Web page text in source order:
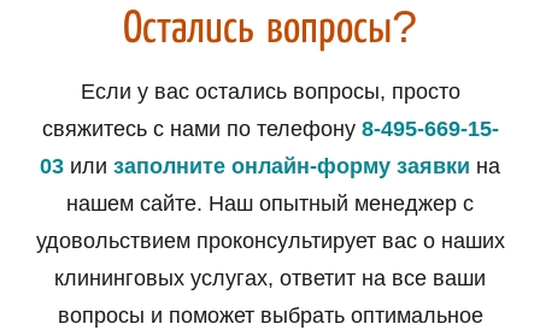
Остались вопросы?
Если у вас остались вопросы, просто
свяжитесь с нами по телефону 8-495-669-15-
03 или заполните онлайн-форму заявки на
нашем сайте. Наш опытный менеджер с
удовольствием проконсультирует вас о наших
клининговых услугах, ответит на все ваши
вопросы и поможет выбрать оптимальное